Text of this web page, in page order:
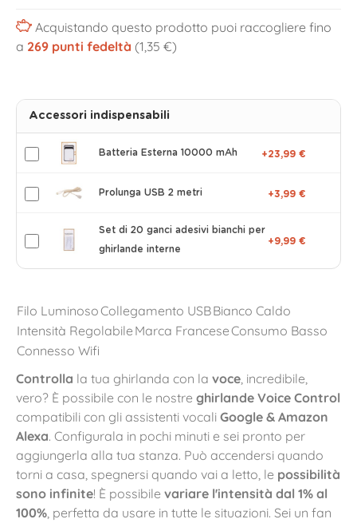
Acquistando questo prodotto puoi raccogliere fino
a 269 punti fedeltà (1,35 €)
Accessori indispensabili
Batteria Esterna 10000 mAh +23,99 €
Prolunga USB 2 metri +3,99 €
Set di 20 ganci adesivi bianchi per
ghirlande interne
+9,99 €
Filo LuminosoCollegamento USBBianco Caldo
Intensità Regolabile Marca FranceseConsumo Basso
Connesso Wifi
Controlla la tua ghirlanda con la voce, incredibile,
vero? È possibile con le nostre ghirlande Voice Control
compatibili con gli assistenti vocali Google & Amazon
Alexa. Configurala in pochi minuti e sei pronto per
aggiungerla alla tua stanza. Può accendersi quando
torni a casa, spegnersi quando vai a letto, le possibilità
sono infinite! È possibile variare l'intensità dal 1% al
100%, perfetta da usare in tutte le situazioni. Sei un fan